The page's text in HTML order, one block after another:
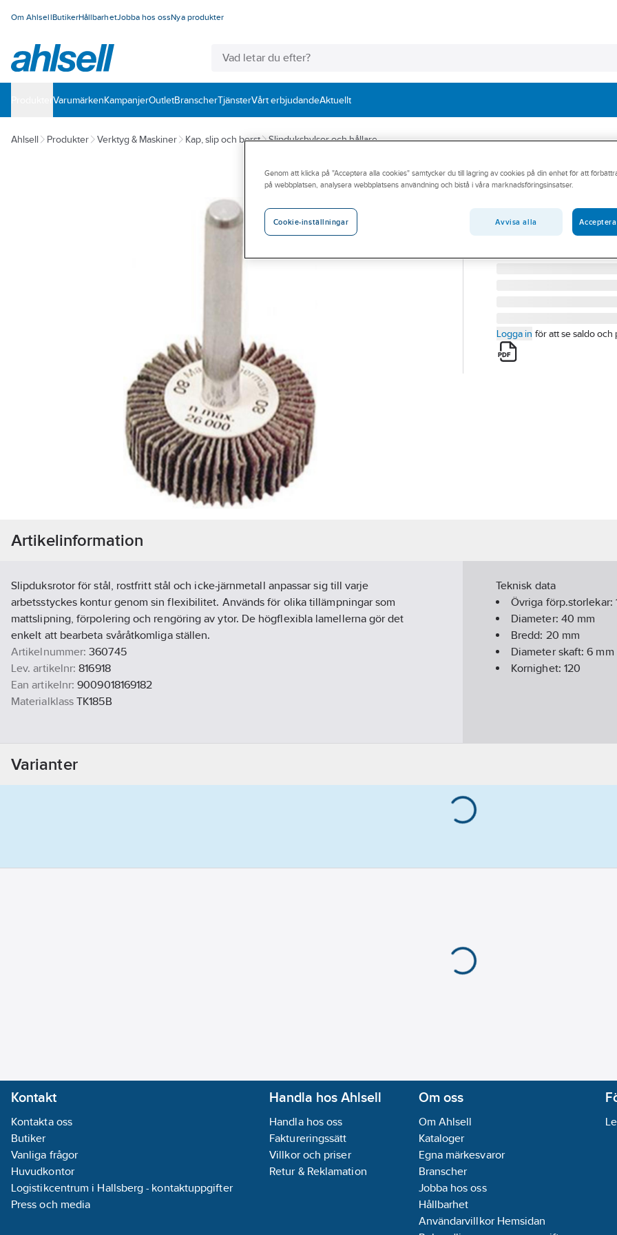
Om AhlsellButikerHållbarhetJobba hos ossNya produkter
VarumärkenKampanjerOutletBranscherTjänsterVårt erbjudandeAktuellt
Ahlsell Produkter Verktyg & Maskiner Kap, slip och borst Slipdukshylsor och hållare
TYROLIT
Slipduksrotor
SLIPDUKSROTOR
Artikelnummer:
360745
816918
Logga in för att se saldo och
Artikelinformation
Slipduksrotor för stål, rostfritt stål och icke-järnmetall anpassar sig till varje
arbetsstyckes kontur genom sin flexibilitet. Används för olika tillämpningar som
mattslipning, förpolering och rengöring av ytor. De högflexibla lamellerna gör det
enkelt att bearbeta svåråtkomliga ställen.
Artikelnummer: 360745
Lev. artikelnr: 816918
Ean artikelnr: 9009018169182
Materialklass TK185B
Teknisk data
Övriga förp.storlekar:
Diameter: 40 mm
Bredd: 20 mm
Diameter skaft:6 mm
Kornighet: 120
Varianter
Kontakt
Kontakta oss
Butiker
Vanliga frågor
Huvudkontor
Logistikcentrum i Hallsberg - kontaktuppgifter
Press och media
Handla hos Ahlsell
Handla hos oss
Faktureringssätt
Villkor och priser
Retur & Reklamation
Om oss
Om Ahlsell
Kataloger
Egna märkesvaror
Branscher
Jobba hos oss
Hållbarhet
Användarvillkor Hemsidan
Genom att klicka på "Acceptera alla cookies" samtycker du till lagring av cookies på din enhet för att
på webbplatsen, analysera webbplatsens användning och bistå i våra marknadsföringsinsatser.
Cookie-inställningar Avvisa alla